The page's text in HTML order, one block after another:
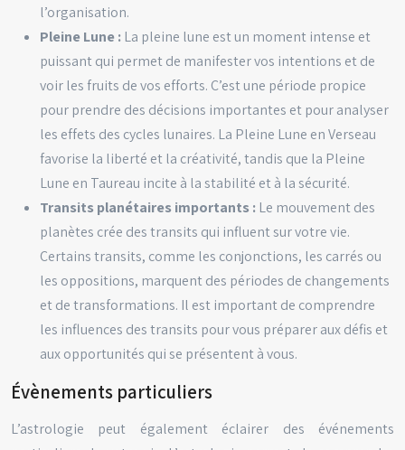
l’organisation.
Pleine Lune : La pleine lune est un moment intense et
puissant qui permet de manifester vos intentions et de
voir les fruits de vos efforts. C’est une période propice
pour prendre des décisions importantes et pour analyser
les effets des cycles lunaires. La Pleine Lune en Verseau
favorise la liberté et la créativité, tandis que la Pleine
Lune en Taureau incite à la stabilité et à la sécurité.
Transits planétaires importants : Le mouvement des
planètes crée des transits qui influent sur votre vie.
Certains transits, comme les conjonctions, les carrés ou
les oppositions, marquent des périodes de changements
et de transformations. Il est important de comprendre
les influences des transits pour vous préparer aux défis et
aux opportunités qui se présentent à vous.
Évènements particuliers
L’astrologie peut également éclairer des événements